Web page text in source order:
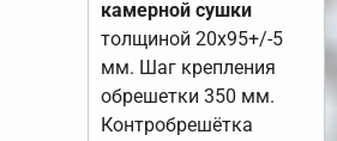
камерной сушки
толщиной 20х95+/-5
мм. Шаг крепления
обрешетки 350 мм.
Контробрешётка